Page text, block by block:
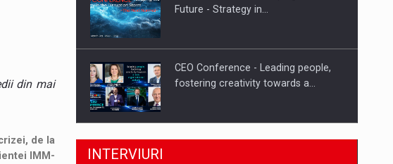
din mai
de la
IMM-
Future - Strategy in…
CEO Conference - Leading people,
fostering creativity towards a…
CEO Conference - Shaping The
INTERVIURI